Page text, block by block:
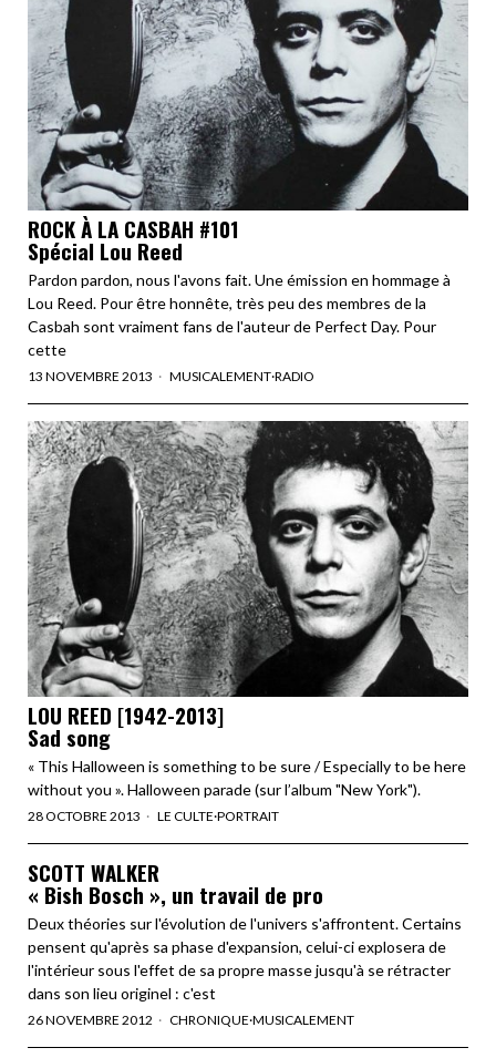
ROCK À LA CASBAH #101
Spécial Lou Reed
Pardon pardon, nous l'avons fait. Une émission en hommage à
Lou Reed. Pour être honnête, très peu des membres de la
Casbah sont vraiment fans de l'auteur de Perfect Day. Pour
cette
13 NOVEMBRE 2013 MUSICALEMENT·RADIO
LOU REED [1942-2013]
Sad song
« This Halloween is something to be sure / Especially to be here
without you ». Halloween parade (sur l’album "New York").
28 OCTOBRE 2013 LE CULTE·PORTRAIT
SCOTT WALKER
« Bish Bosch », un travail de pro
Deux théories sur l'évolution de l'univers s'affrontent. Certains
pensent qu'après sa phase d'expansion, celui-ci explosera de
l'intérieur sous l'effet de sa propre masse jusqu'à se rétracter
dans son lieu originel : c'est
26 NOVEMBRE 2012 CHRONIQUE·MUSICALEMENT